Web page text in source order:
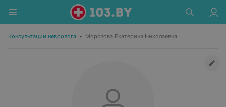
Консультации невролога • Морозова Екатерина Николаевна